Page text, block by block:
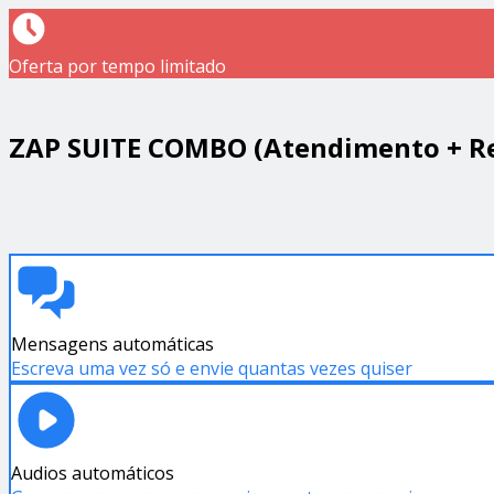
Oferta por tempo limitado
ZAP SUITE COMBO (Atendimento +
Mensagens automáticas
Escreva uma vez só e envie quantas vezes quiser
Audios automáticos